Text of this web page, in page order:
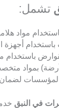
تشمل:
مواد
أجهزة
باستخدام
بمواد
في النبق